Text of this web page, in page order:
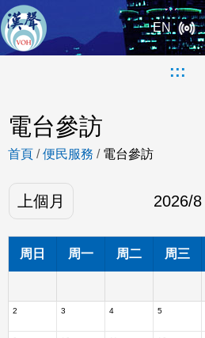
EN
:::
電台參訪
首頁 /便民服務 / 電台參訪
上個月 2026/8
周日 周一 周二 周三
2 3 4 5